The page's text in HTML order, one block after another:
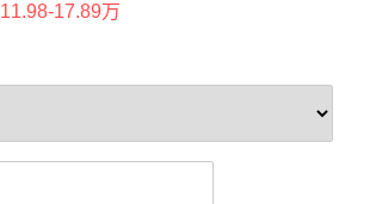
11.98-17.89万